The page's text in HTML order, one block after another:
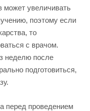
может увеличивать
поэтому если
то
с врачом.
неделю после
подготовиться,
перед проведением